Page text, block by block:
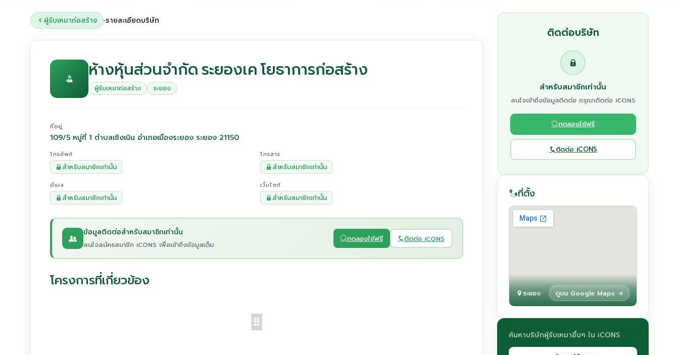
ผู้รับเหมาก่อสร้าง ›รายละเอียดบริษัท
ห้างหุ้นส่วนจำกัด ระยองเค โยธาการก่อสร้าง
ผู้รับเหมาก่อสร้าง ระยอง
ที่อยู่
109/5 หมู่ที่ 1 ตำบลเชิงเนิน อำเภอเมืองระยอง ระยอง 21150
โทรศัพท์
สำหรับสมาชิกเท่านั้น
โทรสาร
สำหรับสมาชิกเท่านั้น
อีเมล
สำหรับสมาชิกเท่านั้น
เว็บไซต์
สำหรับสมาชิกเท่านั้น
ข้อมูลติดต่อสำหรับสมาชิกเท่านั้น
สนใจสมัครสมาชิก iCONS เพื่อเข้าถึงข้อมูลเต็ม
ทดลองใช้ฟรี ติดต่อ iCONS
โครงการที่เกี่ยวข้อง
ติดต่อบริษัท
สำหรับสมาชิกเท่านั้น
สนใจเข้าถึงข้อมูลติดต่อ กรุณาติดต่อ iCONS
ทดลองใช้ฟรี
ติดต่อ iCONS
ที่ตั้ง
ระยอง ดูบน Google Maps →
ค้นหาบริษัทผู้รับเหมาอื่นๆ ใน iCONS